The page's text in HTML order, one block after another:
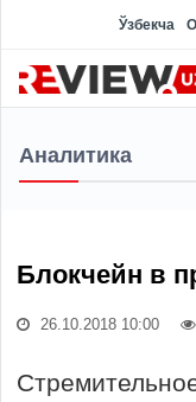
Ўзбекча
Аналитика
Блокчейн в
26.10.2018 10:00